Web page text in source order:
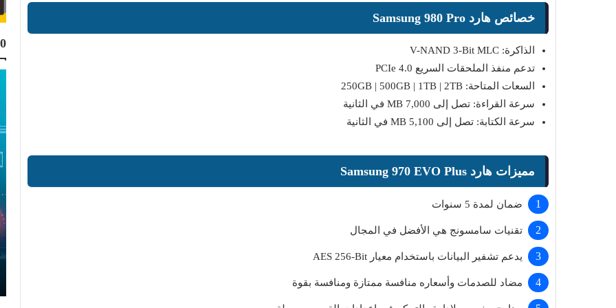
خصائص هارد Samsung 980 Pro
الذاكرة: V-NAND 3-Bit MLC
تدعم منفذ الملحقات السريع PCIe 4.0
السعات المتاحة: 250GB | 500GB | 1TB | 2TB
سرعة القراءة: تصل إلى 7,000 MB في الثانية
سرعة الكتابة: تصل إلى 5,100 MB في الثانية
مميزات هارد Samsung 970 EVO Plus
ضمان لمدة 5 سنوات
تقنيات سامسونج هي الأفضل في المجال
يدعم تشفير البيانات باستخدام معيار AES 256-Bit
مضاد للصدمات وأسعاره منافسة ممتازة ومنافسة بقوة
Muhammad Elmasry
أفضل 10 نماذج ذكاء اصطناعي مجانية مفتوحة